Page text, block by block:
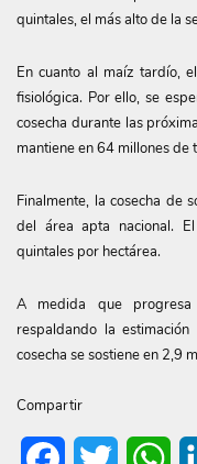
quintales, el más alto de la
En cuanto al maíz tardío,
fisiológica. Por ello, se
cosecha durante las
mantiene en 64 millones de
Finalmente, la cosecha de
del área apta nacional.
quintales por hectárea.
A medida que progresa
respaldando la
cosecha se sostiene en 2,9
Compartir
FacebookTwitter